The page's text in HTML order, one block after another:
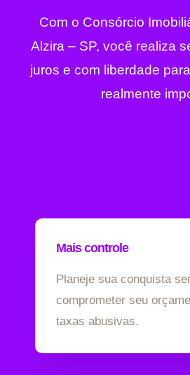
Com o Consórcio
Alzira – SP, você realiza
juros e com liberdade
realmente
Mais controle
Planeje sua conquista
comprometer seu
taxas abusivas.